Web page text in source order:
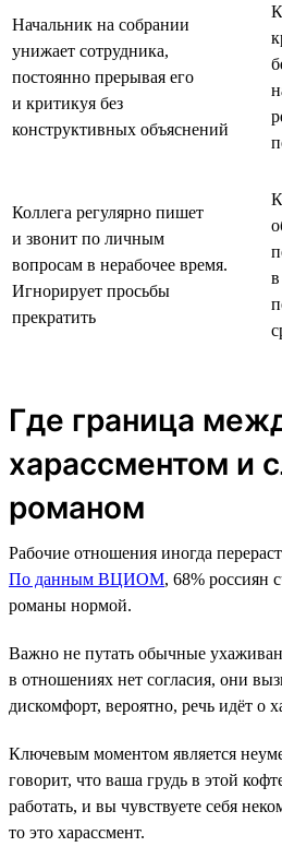
Начальник на собрании
унижает сотрудника,
постоянно прерывая его
и критикуя без
конструктивных объяснений
Коллега регулярно пишет
и звонит по личным
вопросам в нерабочее время.
Игнорирует просьбы
прекратить
Где граница
харассментом и
романом
Рабочие отношения иногда
По данным ВЦИОМ, 68% россиян
романы нормой.
Важно не путать обычные
в отношениях нет согласия, они
дискомфорт, вероятно, речь идёт о
Ключевым моментом является
говорит, что ваша грудь в этой
работать, и вы чувствуете себя
то это харассмент.